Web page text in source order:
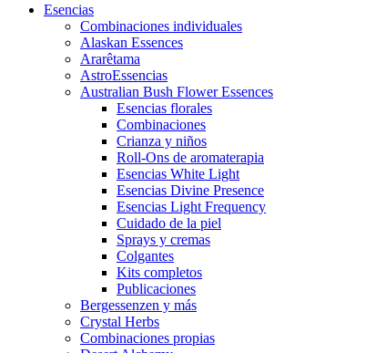
Esencias
Combinaciones individuales
Alaskan Essences
Ararêtama
AstroEssencias
Australian Bush Flower Essences
Esencias florales
Combinaciones
Crianza y niños
Roll-Ons de aromaterapia
Esencias White Light
Esencias Divine Presence
Esencias Light Frequency
Cuidado de la piel
Sprays y cremas
Colgantes
Kits completos
Publicaciones
Bergessenzen y más
Crystal Herbs
Combinaciones propias